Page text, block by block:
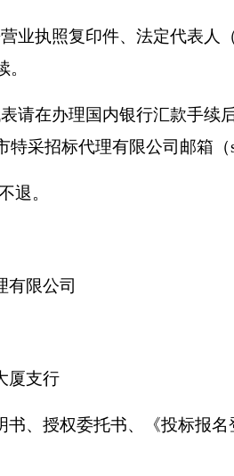
业执照复印件、法定代表
请在办理国内银行汇款手
采招标代理有限公司邮箱（
退。
有限公司
厦支行
、授权委托书、《投标报